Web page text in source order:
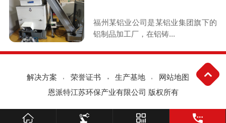
福州某铝业公司是某铝业集团旗下的
铝制品加工厂，在铝铸...
解决方案 荣誉证书 生产基地
网站地图
恩派特江苏环保产业有限公司 版权所有